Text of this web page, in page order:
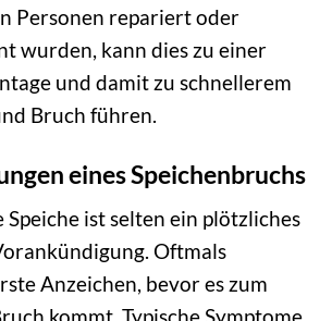
Personen repariert oder
wurden, kann dies zu einer
und damit zu schnellerem
Bruch führen.
eines Speichenbruchs
Speiche ist selten ein plötzliches
Oftmals
Anzeichen, bevor es zum